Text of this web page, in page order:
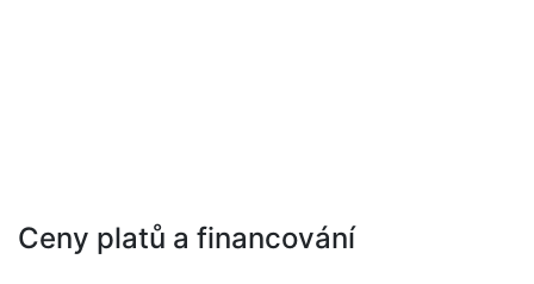
Ceny platů a financování